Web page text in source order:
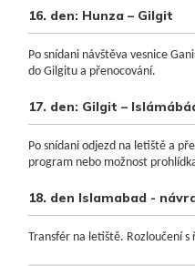
16. den: Hunza – Gilgit
Po snídani návštěva vesnice
do Gilgitu a přenocování.
17. den: Gilgit –
Po snídani odjezd na letiště a
program nebo možnost
18. den Islamabad -
Transfér na letiště. Rozloučení s